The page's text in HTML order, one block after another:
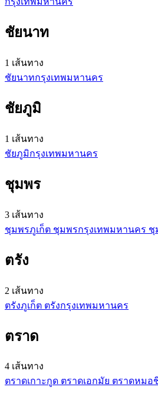
ชัยนาท
1 เส้นทาง
ชัยนาทกรุงเทพมหานคร
ชัยภูมิ
1 เส้นทาง
ชัยภูมิกรุงเทพมหานคร
ชุมพร
3 เส้นทาง
ชุมพรภูเก็ต ชุมพรกรุงเทพมหานคร ชุ
ตรัง
2 เส้นทาง
ตรังภูเก็ต ตรังกรุงเทพมหานคร
ตราด
4 เส้นทาง
ตราดเกาะกูด ตราดเอกมัย ตราดหมอ